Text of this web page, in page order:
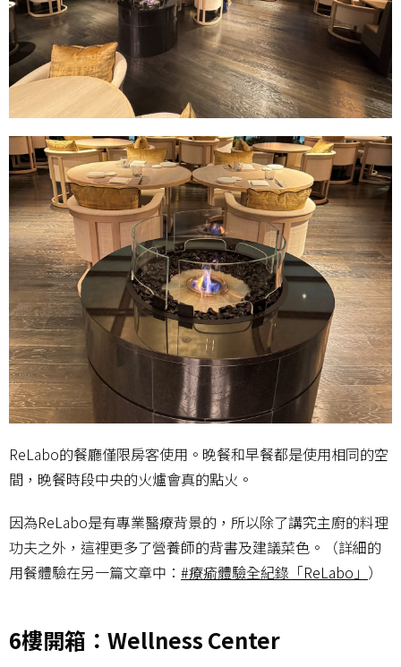
ReLabo的餐廳僅限房客使用。晚餐和早餐都是使用相同的空
間，晚餐時段中央的火爐會真的點火。
因為ReLabo是有專業醫療背景的，所以除了講究主廚的料理
功夫之外，這裡更多了營養師的背書及建議菜色。（詳細的
用餐體驗在另一篇文章中： #療瘉體驗全紀錄「ReLabo」 ）
6樓開箱：Wellness Center